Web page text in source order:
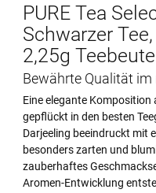
PURE Tea
Schwarzer
2,25g
Bewährte Qualität im
Eine elegante Komposition
gepflückt in den besten
Darjeeling beeindruckt mit
besonders zarten und
zauberhaftes
Aromen-Entwicklung